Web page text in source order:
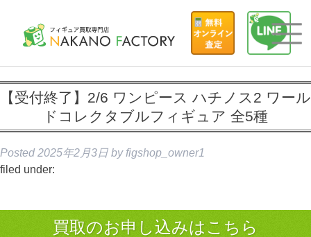
【受付終了】2/6 ワンピース ハチノス2 ワール
ドコレクタブルフィギュア 全5種
Posted 2025年2月3日 by figshop_owner1
filed under:
買取のお申し込みはこちら